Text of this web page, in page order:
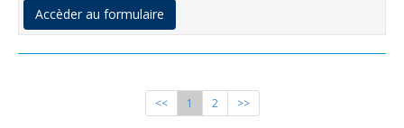
Accèder au formulaire
<< 1 2 >>